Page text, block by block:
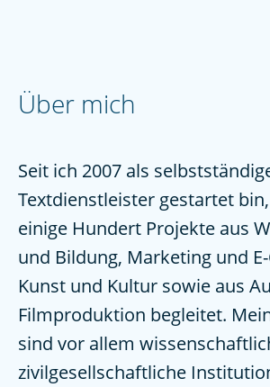
Über mich
Seit ich 2007 als
Textdienstleister gestartet
einige Hundert Projekte aus
und Bildung, Marketing und
Kunst und Kultur sowie aus
Filmproduktion begleitet.
sind vor allem
zivilgesellschaftliche